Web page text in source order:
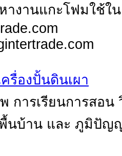
างานแกะโฟมใช้ใ
รื่องปั้นดินเผา
ารเรียนการสอน
นบ้าน และ ภูมิปัญ